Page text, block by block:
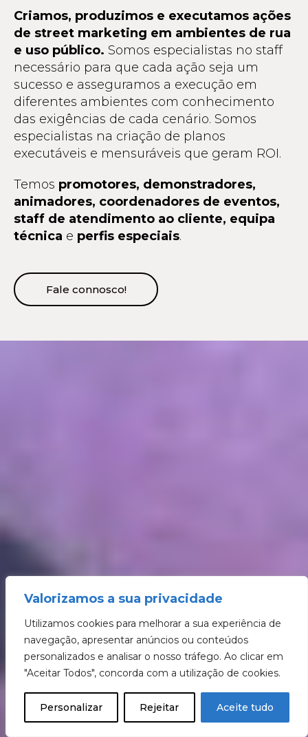
Valorizamos a sua privacidade
Utilizamos cookies para melhorar a sua experiência de
navegação, apresentar anúncios ou conteúdos
personalizados e analisar o nosso tráfego. Ao clicar em
"Aceitar Todos", concorda com a utilização de cookies.
Personalizar Rejeitar Aceite tudo
Criamos, produzimos e executamos ações
de street marketing em ambientes de rua
e uso público. Somos especialistas no staff
necessário para que cada ação seja um
sucesso e asseguramos a execução em
diferentes ambientes com conhecimento
das exigências de cada cenário. Somos
especialistas na criação de planos
executáveis e mensuráveis que geram ROI.
Temos promotores, demonstradores,
animadores, coordenadores de eventos,
staff de atendimento ao cliente, equipa
técnica e perfis especiais.
Fale connosco!